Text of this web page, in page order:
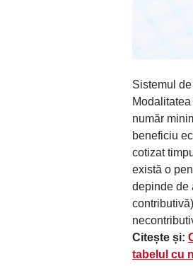
Sistemul
număr
beneficiu
cotizat
există o
depinde de
Citește și:
tabelul cu